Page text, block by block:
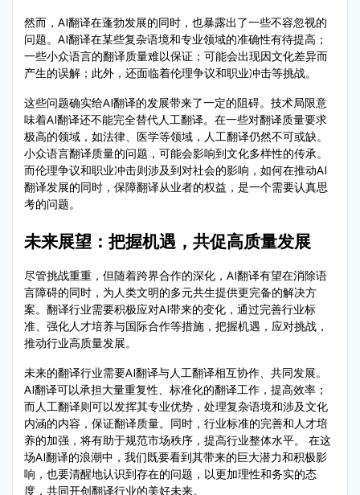
然而，AI翻译在蓬勃发展的同时，也暴露出了一些不容忽视的
问题。AI翻译在某些复杂语境和专业领域的准确性有待提高；
一些小众语言的翻译质量难以保证；可能会出现因文化差异而
产生的误解；此外，还面临着伦理争议和职业冲击等挑战。
这些问题确实给AI翻译的发展带来了一定的阻碍。技术局限意
味着AI翻译还不能完全替代人工翻译。在一些对翻译质量要求
极高的领域，如法律、医学等领域，人工翻译仍然不可或缺。
小众语言翻译质量的问题，可能会影响到文化多样性的传承。
而伦理争议和职业冲击则涉及到对社会的影响，如何在推动AI
翻译发展的同时，保障翻译从业者的权益，是一个需要认真思
考的问题。
未来展望：把握机遇，共促高质量发展
尽管挑战重重，但随着跨界合作的深化，AI翻译有望在消除语
言障碍的同时，为人类文明的多元共生提供更完备的解决方
案。翻译行业需要积极应对AI带来的变化，通过完善行业标
准、强化人才培养与国际合作等措施，把握机遇，应对挑战，
推动行业高质量发展。
未来的翻译行业需要AI翻译与人工翻译相互协作、共同发展。
AI翻译可以承担大量重复性、标准化的翻译工作，提高效率；
而人工翻译则可以发挥其专业优势，处理复杂语境和涉及文化
内涵的内容，保证翻译质量。同时，行业标准的完善和人才培
养的加强，将有助于规范市场秩序，提高行业整体水平。 在这
场AI翻译的浪潮中，我们既要看到其带来的巨大潜力和积极影
响，也要清醒地认识到存在的问题，以更加理性和务实的态
度，共同开创翻译行业的美好未来。